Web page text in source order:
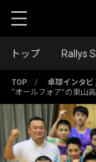
トップ Rallys
TOP / 卓球インタビ
“オールフォア”の東山